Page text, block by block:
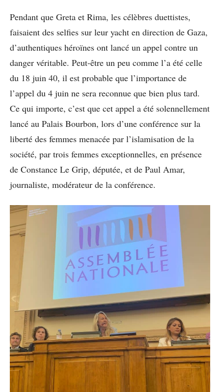
Pendant que Greta et Rima, les célèbres duettistes,
faisaient des selfies sur leur yacht en direction de Gaza,
d’authentiques héroïnes ont lancé un appel contre un
danger véritable. Peut-être un peu comme l’a été celle
du 18 juin 40, il est probable que l’importance de
l’appel du 4 juin ne sera reconnue que bien plus tard.
Ce qui importe, c’est que cet appel a été solennellement
lancé au Palais Bourbon, lors d’une conférence sur la
liberté des femmes menacée par l’islamisation de la
société, par trois femmes exceptionnelles, en présence
de Constance Le Grip, députée, et de Paul Amar,
journaliste, modérateur de la conférence.